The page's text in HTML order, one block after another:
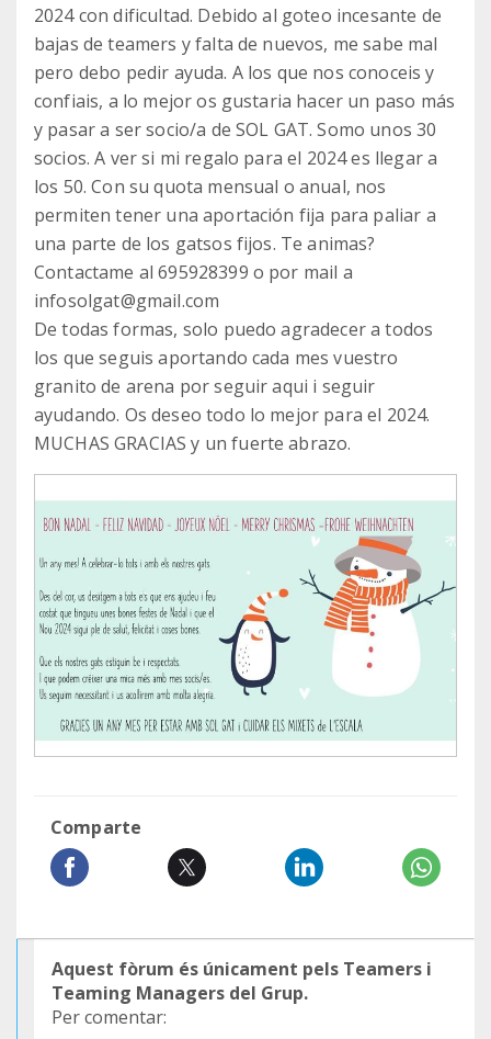
2024 con dificultad. Debido al goteo incesante de
bajas de teamers y falta de nuevos, me sabe mal
pero debo pedir ayuda. A los que nos conoceis y
confiais, a lo mejor os gustaria hacer un paso más
y pasar a ser socio/a de SOL GAT. Somo unos 30
socios. A ver si mi regalo para el 2024 es llegar a
los 50. Con su quota mensual o anual, nos
permiten tener una aportación fija para paliar a
una parte de los gatsos fijos. Te animas?
Contactame al 695928399 o por mail a
infosolgat@gmail.com
De todas formas, solo puedo agradecer a todos
los que seguis aportando cada mes vuestro
granito de arena por seguir aqui i seguir
ayudando. Os deseo todo lo mejor para el 2024.
MUCHAS GRACIAS y un fuerte abrazo.
Comparte
Aquest fòrum és únicament pels Teamers i
Teaming Managers del Grup.
Per comentar: